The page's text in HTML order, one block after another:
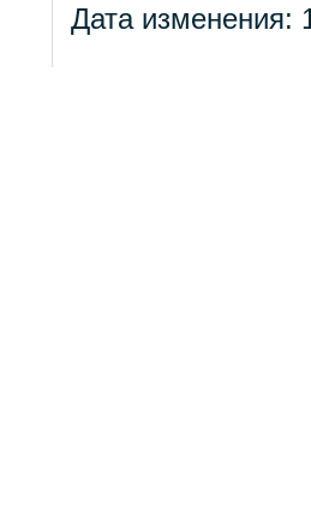
Дата изменения: